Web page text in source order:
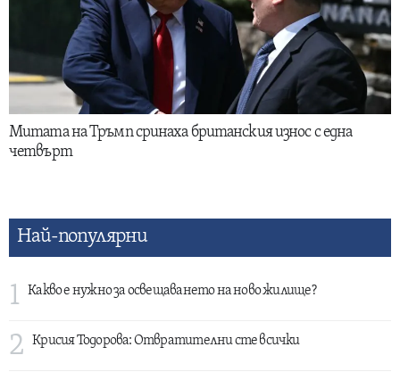
Митата на Тръмп сринаха британския износ с една
четвърт
Най-популярни
1 Какво е нужно за освещаването на ново жилище?
2 Крисия Тодорова: Отвратителни сте всички